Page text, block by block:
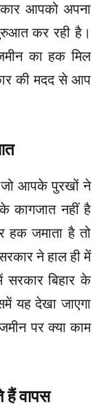
आपको अपना
कर रही है।
का हक मिल
की मदद से आप
जो आपके पुरखों ने
कागजात नहीं है
जमाता है तो
ने हाल ही में
बिहार के
यह देखा जाएगा
पर क्या काम
वापस